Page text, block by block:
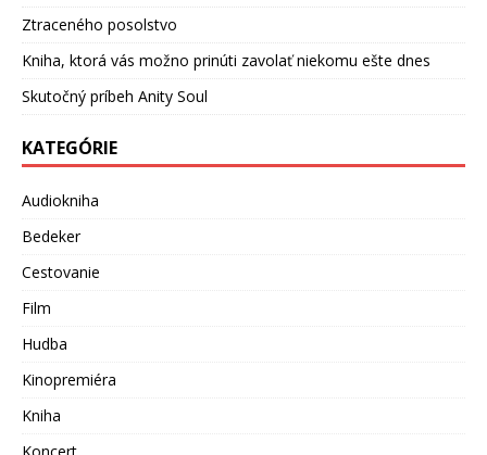
Ztraceného posolstvo
Kniha, ktorá vás možno prinúti zavolať niekomu ešte dnes
Skutočný príbeh Anity Soul
KATEGÓRIE
Audiokniha
Bedeker
Cestovanie
Film
Hudba
Kinopremiéra
Kniha
Koncert